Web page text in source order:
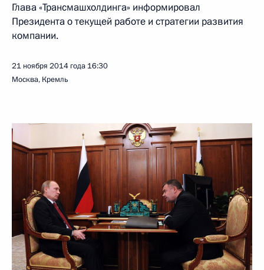
Глава «Трансмашхолдинга» информировал
Президента о текущей работе и стратегии развития
компании.
21 ноября 2014 года 16:30
Москва, Кремль